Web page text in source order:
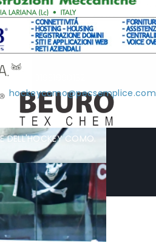
C.F. 01951990132
hockeycomo@pecsemplice.com
COMO.